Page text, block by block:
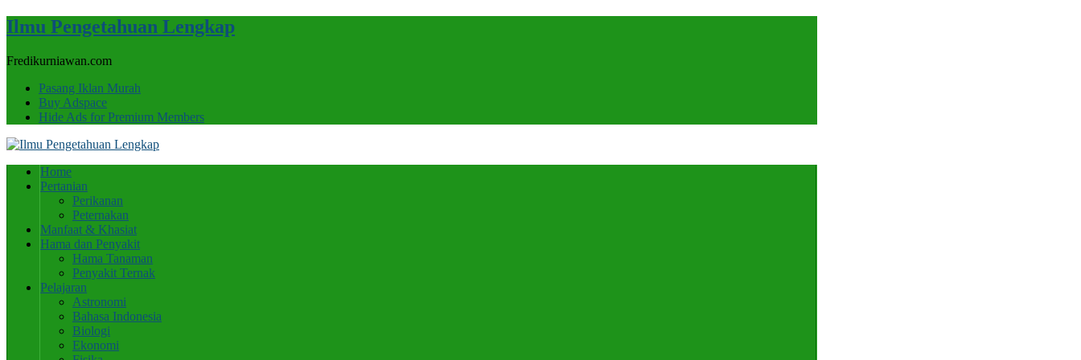
Ilmu Pengetahuan Lengkap
Fredikurniawan.com
Pasang Iklan Murah
Buy Adspace
Hide Ads for Premium Members
Home
Pertanian
Perikanan
Peternakan
Manfaat & Khasiat
Hama dan Penyakit
Hama Tanaman
Penyakit Ternak
Pelajaran
Astronomi
Bahasa Indonesia
Biologi
Ekonomi